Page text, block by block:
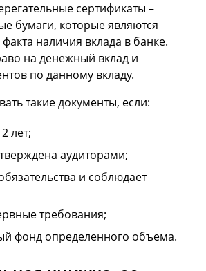
сертификаты –
бумаги, которые являются
наличия вклада в банке.
на денежный вклад и
по данному вкладу.
такие документы, если:
лет;
аудиторами;
и соблюдает
требования;
фонд определенного объема.